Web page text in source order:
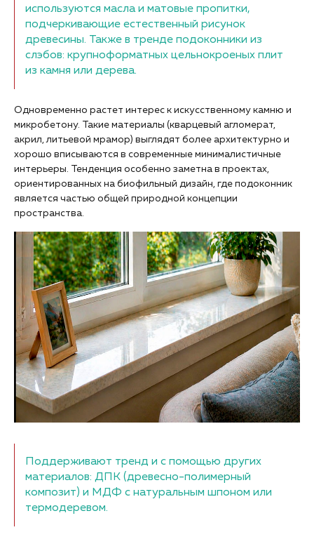
используются масла и матовые пропитки,
подчеркивающие естественный рисунок
древесины. Также в тренде подоконники из
слэбов: крупноформатных цельнокроеных плит
из камня или дерева.
Одновременно растет интерес к искусственному камню и
микробетону. Такие материалы (кварцевый агломерат,
акрил, литьевой мрамор) выглядят более архитектурно и
хорошо вписываются в современные минималистичные
интерьеры. Тенденция особенно заметна в проектах,
ориентированных на биофильный дизайн, где подоконник
является частью общей природной концепции
пространства.
Поддерживают тренд и с помощью других
материалов: ДПК (древесно-полимерный
композит) и МДФ с натуральным шпоном или
термодеревом.